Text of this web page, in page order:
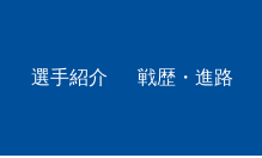
選手紹介 戦歴・進路